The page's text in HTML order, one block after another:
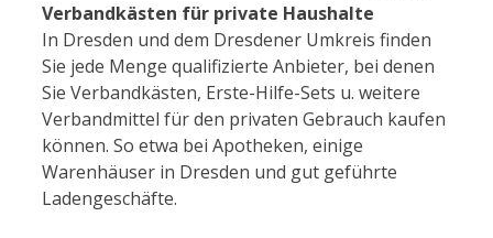
Verbandkästen für private Haushalte
In Dresden und dem Dresdener Umkreis finden
Sie jede Menge qualifizierte Anbieter, bei denen
Sie Verbandkästen, Erste-Hilfe-Sets u. weitere
Verbandmittel für den privaten Gebrauch kaufen
können. So etwa bei Apotheken, einige
Warenhäuser in Dresden und gut geführte
Ladengeschäfte.